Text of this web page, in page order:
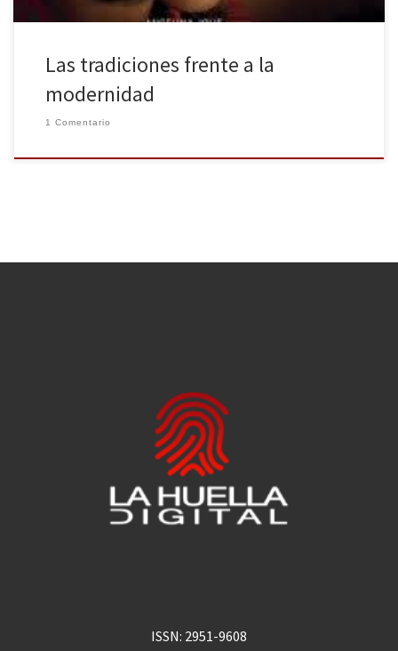
Las tradiciones frente a la
modernidad
1 Comentario
ISSN: 2951-9608